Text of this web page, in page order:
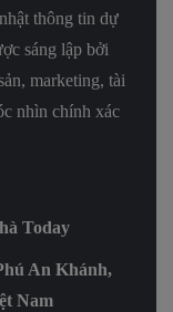
thông tin dự
sáng lập bởi
marketing, tài
nhìn chính xác
Today
An Khánh,
Nam